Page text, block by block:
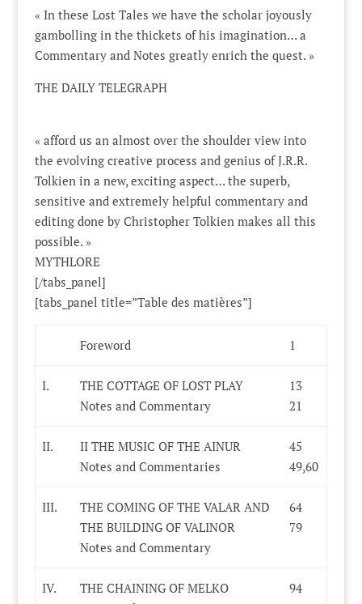
« In these Lost Tales we have the scholar joyously
gambolling in the thickets of his imagination… a
Commentary and Notes greatly enrich the quest. »
THE DAILY TELEGRAPH
« afford us an almost over the shoulder view into
the evolving creative process and genius of J.R.R.
Tolkien in a new, exciting aspect… the superb,
sensitive and extremely helpful commentary and
editing done by Christopher Tolkien makes all this
possible. »
MYTHLORE
[/tabs_panel]
[tabs_panel title=”Table des matières”]
Foreword 1
I.
THE COTTAGE OF LOST PLAY
Notes and Commentary
13
21
II.
II THE MUSIC OF THE AINUR
Notes and Commentaries
45
49,60
III.
THE COMING OF THE VALAR AND
THE BUILDING OF VALINOR
Notes and Commentary
64
79
IV.
THE CHAINING OF MELKO
94